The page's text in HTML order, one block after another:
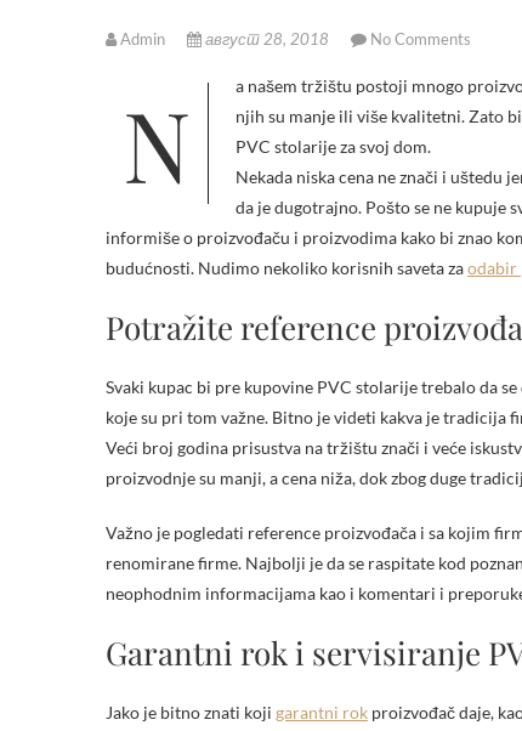
Admin август 28, 2018 No Comments
Na našem tržištu postoji mnogo proizvođača koji proizvode i prodaju PVC stolariju. Kao i u svakom poslu neki od
njih su manje ili više kvalitetni. Zato
PVC stolarije za svoj dom.
Nekada niska cena ne znači i uštedu
da je dugotrajno. Pošto se ne kupuje
informiše o proizvođaču i proizvodima kako bi znao
budućnosti. Nudimo nekoliko korisnih saveta zaodabir
Potražite reference
Svaki kupac bi pre kupovine PVC stolarije trebalo da
koje su pri tom važne. Bitno je videti kakva je
Veći broj godina prisustva na tržištu znači i veće
proizvodnje su manji, a cena niža, dok zbog duge
Važno je pogledati reference proizvođača i sa kojim
renomirane firme. Najbolji je da se raspitate kod
neophodnim informacijama kao i komentari i
Garantni rok i servisiranje
Jako je bitno znati koji garantni rok proizvođač daje,